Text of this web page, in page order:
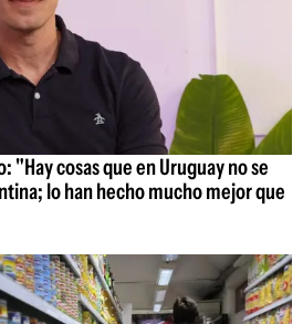
"Hay cosas que en Uruguay no se
lo han hecho mucho mejor que